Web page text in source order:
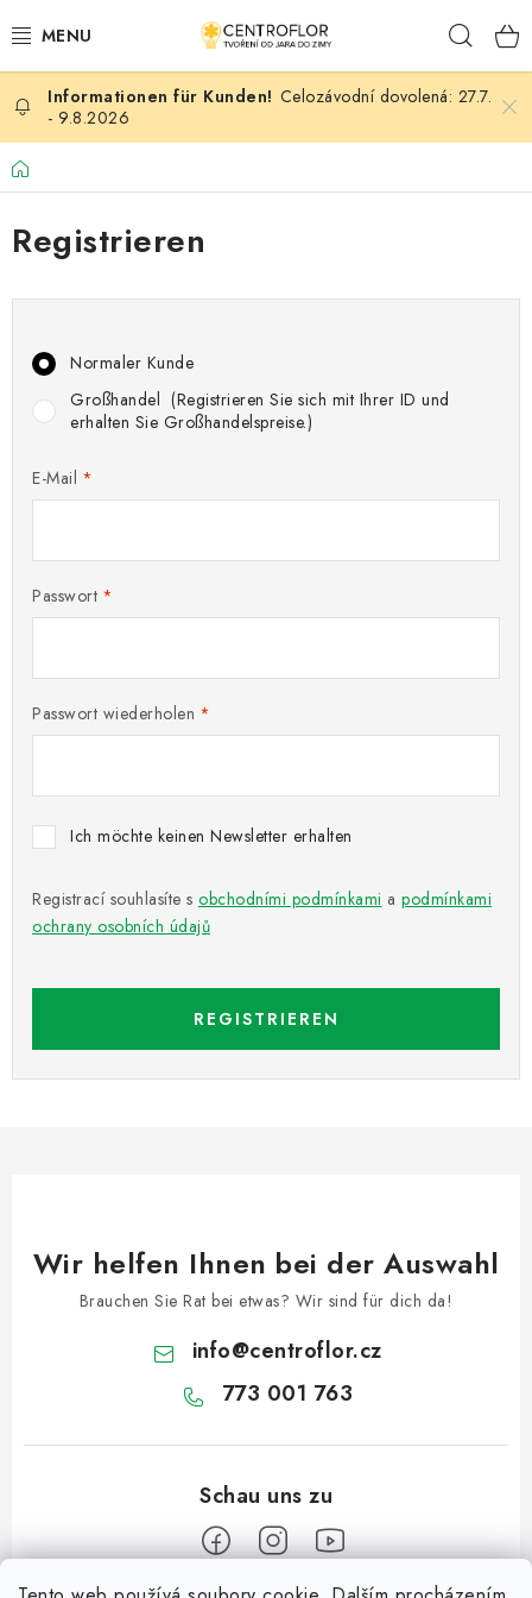
Inhalt
SAISONALE KREATION
HÖLZERNE PRODUKTE
MEDAILLEN/MAGNETE (TEXTE AUF ANFRAGE)
ALLES FÜR DIE KREATION
MODE, KÜNSTLICHE BLUMEN UND BLÄTTER
HOCHZEIT
TIPY NA TVOŘENÍ
Geschäftsbewertung
Datenschutzerklärung
Großhandel Meine Bestellung
Celozávodní dovolená: 27.7.
- 9.8.2026
Startseite
Registrieren
Normaler Kunde
Großhandel (Registrieren Sie sich mit Ihrer ID und
erhalten Sie Großhandelspreise.)
E-Mail
Passwort
Passwort wiederholen
Ich möchte keinen Newsletter erhalten
Registrací souhlasíte s obchodními podmínkami a podmínkami
ochrany osobních údajů
REGISTRIEREN
Wir helfen Ihnen bei der Auswahl
Brauchen Sie Rat bei etwas? Wir sind für dich da!
info@centroflor.cz
773 001 763